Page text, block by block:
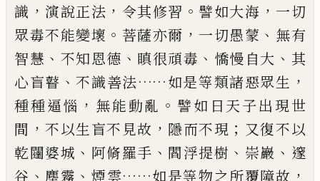
識 ，演說正法 ， 令其修習 。 譬如大海 ， 一切
眾毒不能變壞 。 菩薩亦爾 ， 一切愚蒙 、 無有
智慧 、 不知恩德 、 瞋很頑毒 、 憍慢自大 、 其
心盲瞽 、不識善法……如是等類諸惡眾生 ，
種種逼惱 ， 無能動亂 。 譬如日天子出現世
間 ，不以生盲不見故 ， 隱而不現 ； 又復不以
乾闥婆城 、 阿脩羅手 、 閻浮提樹 、 崇巖 、 邃
谷 、 塵霧 、 煙雲……如是等物之所覆障故 ，